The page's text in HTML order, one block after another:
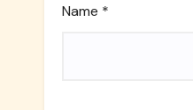
Name *